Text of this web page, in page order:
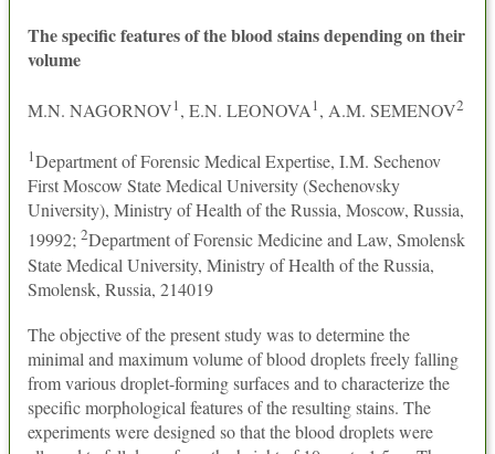
The specific features of the blood stains depending on their
volume
M.N. NAGORNOV1, E.N. LEONOVA 1, A.M. SEMENOV2
1Department of Forensic Medical Expertise, I.M. Sechenov
First Moscow State Medical University (Sechenovsky
University), Ministry of Health of the Russia, Moscow, Russia,
19992; 2Department of Forensic Medicine and Law, Smolensk
State Medical University, Ministry of Health of the Russia,
Smolensk, Russia, 214019
The objective of the present study was to determine the
minimal and maximum volume of blood droplets freely falling
from various droplet-forming surfaces and to characterize the
specific morphological features of the resulting stains. The
experiments were designed so that the blood droplets were